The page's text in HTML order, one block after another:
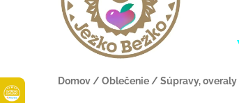
Domov / Oblečenie / Súpravy, overaly